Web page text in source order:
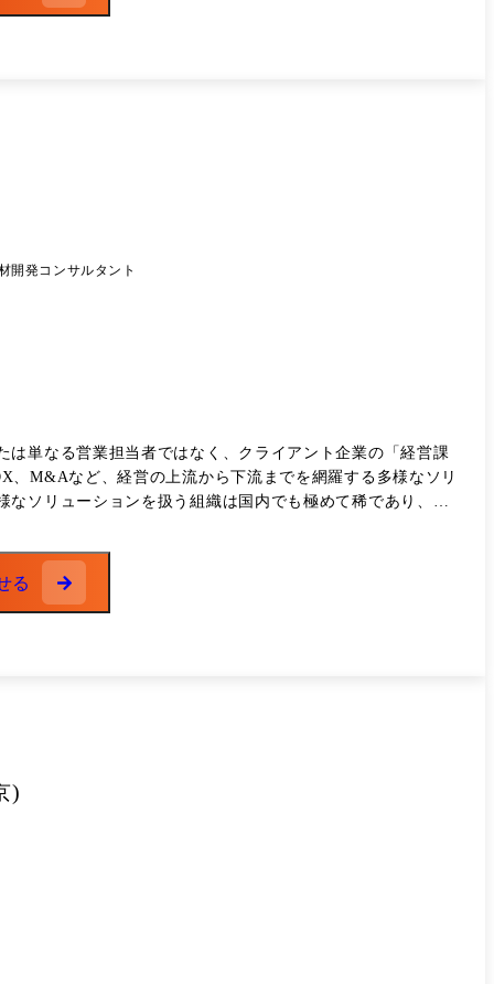
開発コンサルタント
は単なる営業担当者ではなく、クライアント企業の「経営課
M&Aなど、経営の上流から下流までを網羅する多様なソリ
ソリューションを扱う組織は国内でも極めて稀であり、こ
最適解を創り出す課題解決型営業(新しい営業スタンダード)
る
)